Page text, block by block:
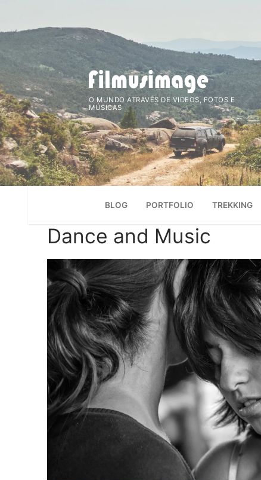
conteúdo
O MUNDO ATRAVÉS DE VIDEOS, FOTOS E
MÚSICAS
BLOG PORTFOLIO TREKKING
Dance and Music